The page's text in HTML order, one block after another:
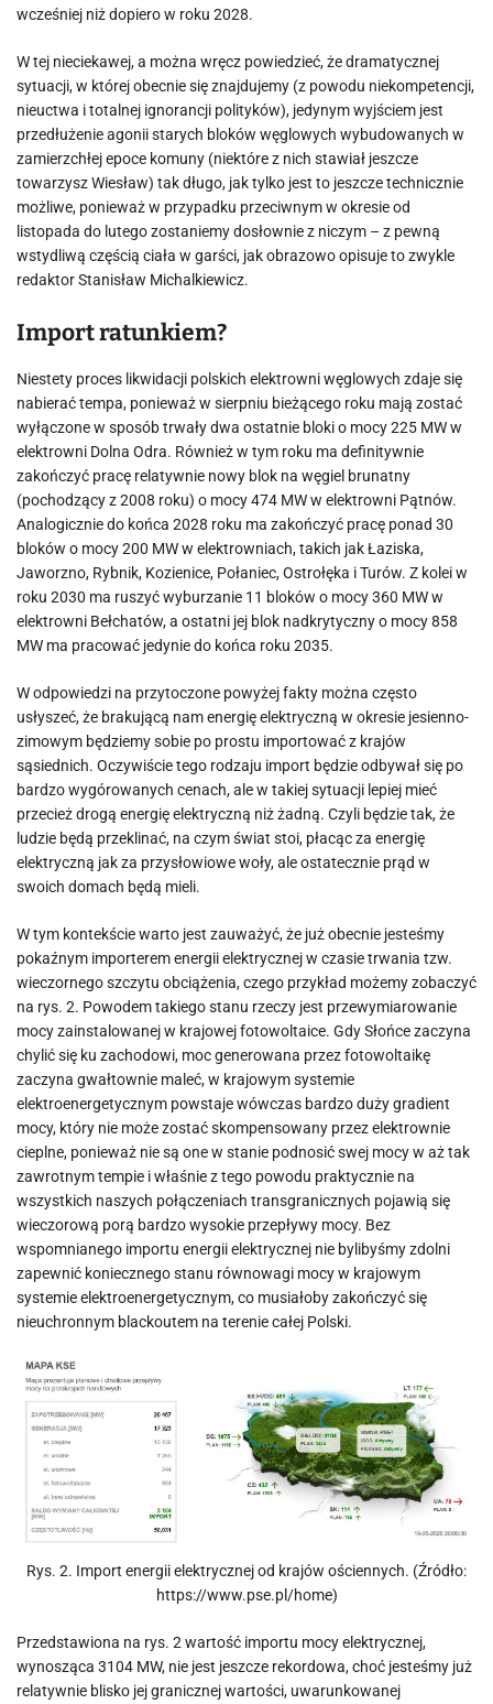
wcześniej niż dopiero w roku 2028.
W tej nieciekawej, a można wręcz powiedzieć, że dramatycznej
sytuacji, w której obecnie się znajdujemy (z powodu niekompetencji,
nieuctwa i totalnej ignorancji polityków), jedynym wyjściem jest
przedłużenie agonii starych bloków węglowych wybudowanych w
zamierzchłej epoce komuny (niektóre z nich stawiał jeszcze
towarzysz Wiesław) tak długo, jak tylko jest to jeszcze technicznie
możliwe, ponieważ w przypadku przeciwnym w okresie od
listopada do lutego zostaniemy dosłownie z niczym – z pewną
wstydliwą częścią ciała w garści, jak obrazowo opisuje to zwykle
redaktor Stanisław Michalkiewicz.
Import ratunkiem?
Niestety proces likwidacji polskich elektrowni węglowych zdaje się
nabierać tempa, ponieważ w sierpniu bieżącego roku mają zostać
wyłączone w sposób trwały dwa ostatnie bloki o mocy 225 MW w
elektrowni Dolna Odra. Również w tym roku ma definitywnie
zakończyć pracę relatywnie nowy blok na węgiel brunatny
(pochodzący z 2008 roku) o mocy 474 MW w elektrowni Pątnów.
Analogicznie do końca 2028 roku ma zakończyć pracę ponad 30
bloków o mocy 200 MW w elektrowniach, takich jak Łaziska,
Jaworzno, Rybnik, Kozienice, Połaniec, Ostrołęka i Turów. Z kolei w
roku 2030 ma ruszyć wyburzanie 11 bloków o mocy 360 MW w
elektrowni Bełchatów, a ostatni jej blok nadkrytyczny o mocy 858
MW ma pracować jedynie do końca roku 2035.
W odpowiedzi na przytoczone powyżej fakty można często
usłyszeć, że brakującą nam energię elektryczną w okresie jesienno-
zimowym będziemy sobie po prostu importować z krajów
sąsiednich. Oczywiście tego rodzaju import będzie odbywał się po
bardzo wygórowanych cenach, ale w takiej sytuacji lepiej mieć
przecież drogą energię elektryczną niż żadną. Czyli będzie tak, że
ludzie będą przeklinać, na czym świat stoi, płacąc za energię
elektryczną jak za przysłowiowe woły, ale ostatecznie prąd w
swoich domach będą mieli.
W tym kontekście warto jest zauważyć, że już obecnie jesteśmy
pokaźnym importerem energii elektrycznej w czasie trwania tzw.
wieczornego szczytu obciążenia, czego przykład możemy zobaczyć
na rys. 2. Powodem takiego stanu rzeczy jest przewymiarowanie
mocy zainstalowanej w krajowej fotowoltaice. Gdy Słońce zaczyna
chylić się ku zachodowi, moc generowana przez fotowoltaikę
zaczyna gwałtownie maleć, w krajowym systemie
elektroenergetycznym powstaje wówczas bardzo duży gradient
mocy, który nie może zostać skompensowany przez elektrownie
cieplne, ponieważ nie są one w stanie podnosić swej mocy w aż tak
zawrotnym tempie i właśnie z tego powodu praktycznie na
wszystkich naszych połączeniach transgranicznych pojawią się
wieczorową porą bardzo wysokie przepływy mocy. Bez
wspomnianego importu energii elektrycznej nie bylibyśmy zdolni
zapewnić koniecznego stanu równowagi mocy w krajowym
systemie elektroenergetycznym, co musiałoby zakończyć się
nieuchronnym blackoutem na terenie całej Polski.
Rys. 2. Import energii elektrycznej od krajów ościennych. (Źródło:
https://www.pse.pl/home)
Przedstawiona na rys. 2 wartość importu mocy elektrycznej,
wynosząca 3104 MW, nie jest jeszcze rekordowa, choć jesteśmy już
relatywnie blisko jej granicznej wartości, uwarunkowanej